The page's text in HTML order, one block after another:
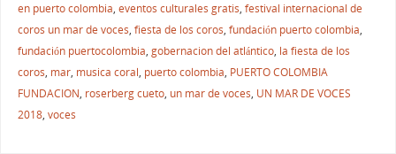
en puerto colombia, eventos culturales gratis, festival internacional de
coros un mar de voces, fiesta de los coros, fundación puerto colombia,
fundación puertocolombia, gobernacion del atlántico, la fiesta de los
coros, mar, musica coral, puerto colombia, PUERTO COLOMBIA
FUNDACION, roserberg cueto, un mar de voces, UN MAR DE VOCES
2018, voces